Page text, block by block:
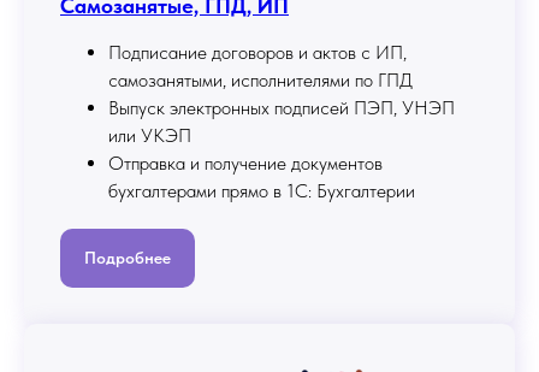
Самозанятые, ГПД, ИП
Подписание договоров и актов с ИП,
самозанятыми, исполнителями по ГПД
Выпуск электронных подписей ПЭП, УНЭП
или УКЭП
Отправка и получение документов
бухгалтерами прямо в 1С: Бухгалтерии
Подробнее